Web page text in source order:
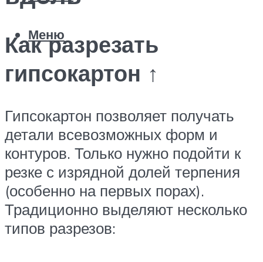
Меню
Как разрезать
гипсокартон ↑
Гипсокартон позволяет получать
детали всевозможных форм и
контуров. Только нужно подойти к
резке с изрядной долей терпения
(особенно на первых порах).
Традиционно выделяют несколько
типов разрезов: